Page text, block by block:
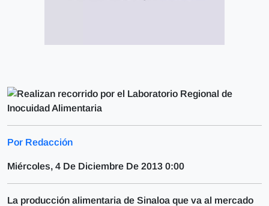
Por Redacción
Miércoles, 4 De Diciembre De 2013 0:00
La producción alimentaria de Sinaloa que va al mercado